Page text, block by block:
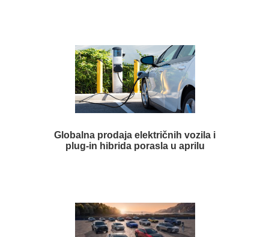
Globalna prodaja električnih vozila i
plug-in hibrida porasla u aprilu